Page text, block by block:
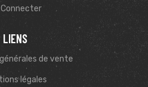
LIENS
de vente
légales